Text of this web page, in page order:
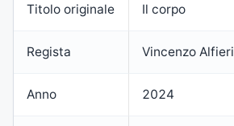
Titolo originale Il corpo
Regista Vincenzo Alfieri
Anno 2024